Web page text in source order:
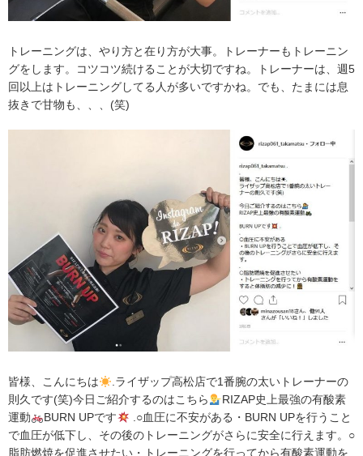
トレーニングは、やり方と在り方が大事。トレーナーもトレーニン
グをします。コツコツ続けることが大切ですね。トレーナーは、週5
回以上はトレーニングしてる人が多いですかね。でも、たまには息
抜きで甘物も、、、(笑)
皆様、こんにちは
.ライザップ高松店で1番腕の太いトレーナーの
則久です(笑)今日ご紹介するのはこちら
RIZAP史上最強の有酸素
運動
BURN UPです
.○血圧に不安がある・BURN UPを行うこと
で血圧が低下し、その後のトレーニングがさらに安全に行えます。○
脂肪燃焼を促進させたい・トレーニングを行ってから有酸素運動を